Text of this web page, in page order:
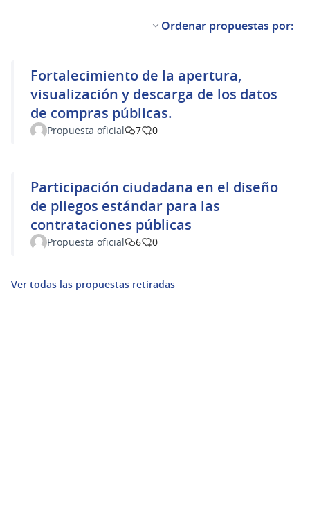
Ordenar propuestas por:
Fortalecimiento de la apertura,
visualización y descarga de los datos
de compras públicas.
Propuesta oficial 7 0
Participación ciudadana en el diseño
de pliegos estándar para las
contrataciones públicas
Propuesta oficial 6 0
Ver todas las propuestas retiradas